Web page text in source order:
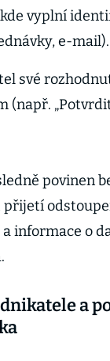
vyplní
e-mail).
své
(např.
povinen
informace o
a